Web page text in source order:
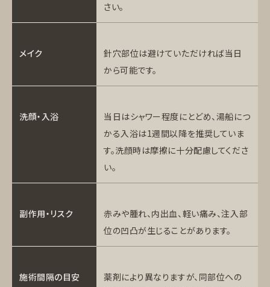
さい。
メイク
針穴部位は避けていただければ当日
から可能です。
洗顔・入浴
当日はシャワー程度にとどめ、湯船につ
かる入浴は1週間以降を推奨していま
す。洗顔時は摩擦に十分配慮してくださ
い。
副作用・リスク
赤みや腫れ、内出血、軽い痛み、注入部
位の凹凸が生じることがあります。
施術間隔の目安
薬剤により異なりますが、同部位への